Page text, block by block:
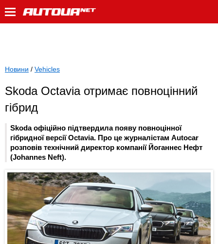
Новини / Vehicles
Skoda Octavia отримає повноцінний
гібрид
Skoda офіційно підтвердила появу повноцінної
гібридної версії Octavia. Про це журналістам Autocar
розповів технічний директор компанії Йоганнес Нефт
(Johannes Neft).